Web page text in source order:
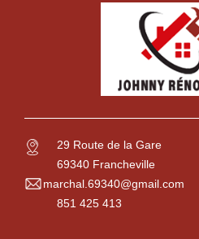
29 Route de la Gare
69340 Francheville
marchal.69340@gmail.com
851 425 413